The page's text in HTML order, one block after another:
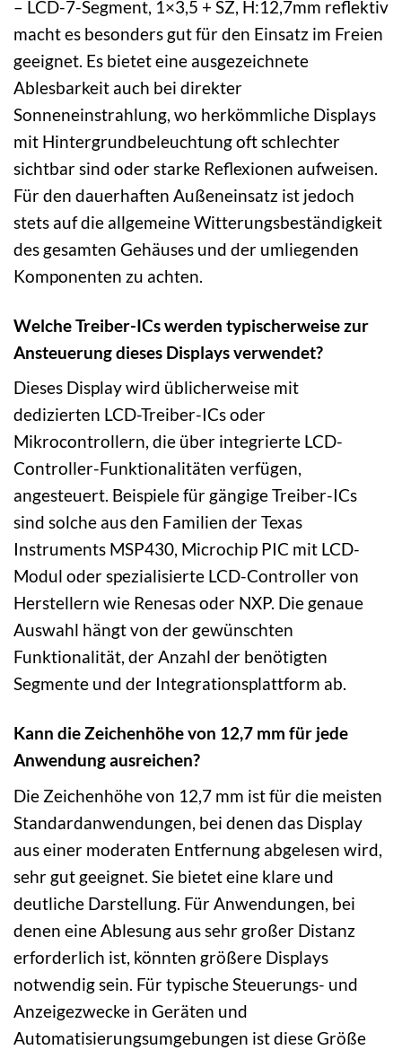
– LCD-7-Segment, 1×3,5 + SZ, H:12,7mm reflektiv
macht es besonders gut für den Einsatz im Freien
geeignet. Es bietet eine ausgezeichnete
Ablesbarkeit auch bei direkter
Sonneneinstrahlung, wo herkömmliche Displays
mit Hintergrundbeleuchtung oft schlechter
sichtbar sind oder starke Reflexionen aufweisen.
Für den dauerhaften Außeneinsatz ist jedoch
stets auf die allgemeine Witterungsbeständigkeit
des gesamten Gehäuses und der umliegenden
Komponenten zu achten.
Welche Treiber-ICs werden typischerweise zur
Ansteuerung dieses Displays verwendet?
Dieses Display wird üblicherweise mit
dedizierten LCD-Treiber-ICs oder
Mikrocontrollern, die über integrierte LCD-
Controller-Funktionalitäten verfügen,
angesteuert. Beispiele für gängige Treiber-ICs
sind solche aus den Familien der Texas
Instruments MSP430, Microchip PIC mit LCD-
Modul oder spezialisierte LCD-Controller von
Herstellern wie Renesas oder NXP. Die genaue
Auswahl hängt von der gewünschten
Funktionalität, der Anzahl der benötigten
Segmente und der Integrationsplattform ab.
Kann die Zeichenhöhe von 12,7 mm für jede
Anwendung ausreichen?
Die Zeichenhöhe von 12,7 mm ist für die meisten
Standardanwendungen, bei denen das Display
aus einer moderaten Entfernung abgelesen wird,
sehr gut geeignet. Sie bietet eine klare und
deutliche Darstellung. Für Anwendungen, bei
denen eine Ablesung aus sehr großer Distanz
erforderlich ist, könnten größere Displays
notwendig sein. Für typische Steuerungs- und
Anzeigezwecke in Geräten und
Automatisierungsumgebungen ist diese Größe